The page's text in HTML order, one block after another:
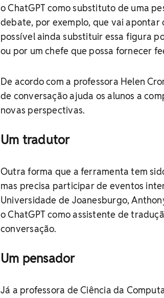
o ChatGPT como substituto de uma
debate, por exemplo, que vai apontar
possível ainda substituir essa figura
ou por um chefe que possa fornecer
De acordo com a professora Helen
de conversação ajuda os alunos a
novas perspectivas.
Um tradutor
Outra forma que a ferramenta tem
mas precisa participar de eventos
Universidade de Joanesburgo,
o ChatGPT como assistente de
conversação.
Um pensador
Já a professora de Ciência da